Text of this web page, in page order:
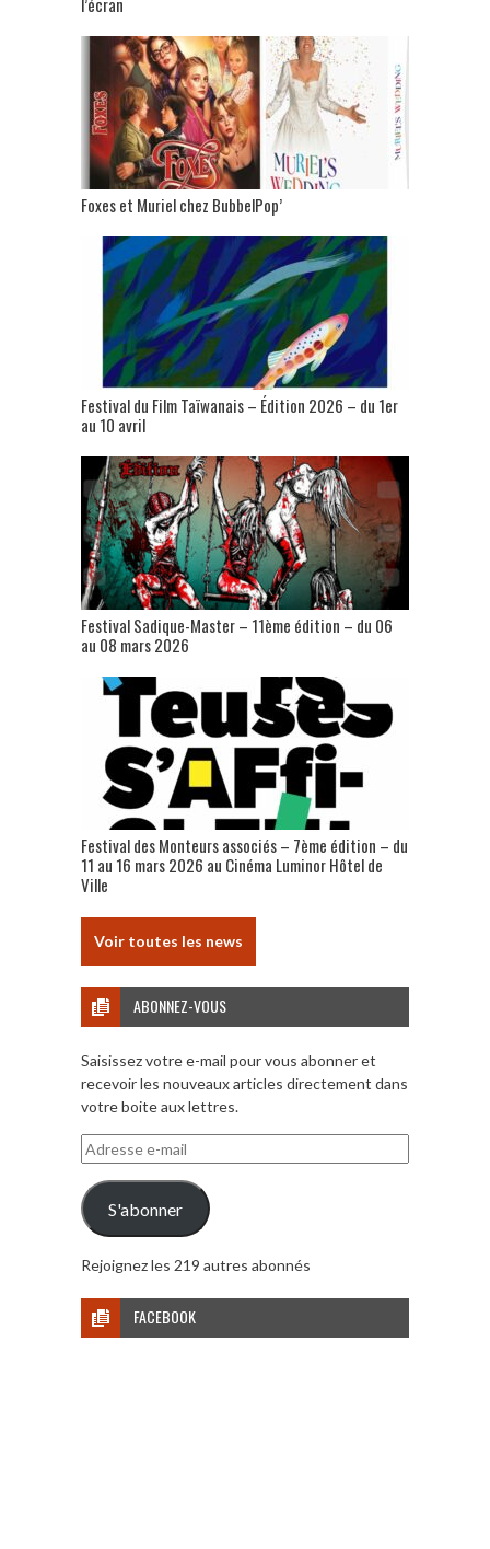
Foxes et Muriel chez BubbelPop’
Festival du Film Taïwanais – Édition 2026 – du 1er
au 10 avril
Festival Sadique-Master – 11ème édition – du 06
au 08 mars 2026
Festival des Monteurs associés – 7ème édition – du
11 au 16 mars 2026 au Cinéma Luminor Hôtel de
Ville
Voir toutes les news
ABONNEZ-VOUS
Saisissez votre e-mail pour vous abonner et
recevoir les nouveaux articles directement dans
votre boite aux lettres.
Adresse
e-
mail
S'abonner
Rejoignez les 219 autres abonnés
FACEBOOK